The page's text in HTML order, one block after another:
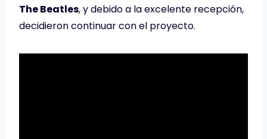
The Beatles, y debido a la excelente recepción,
decidieron continuar con el proyecto.